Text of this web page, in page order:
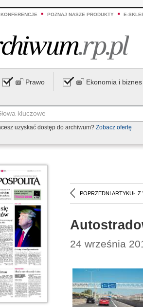
POZNAJ NASZE PRODUKTY E-
Prawo Ekonomia i biznes
uzyskać dostęp do archiwum? Zobacz ofertę
POPRZEDNI ARTYKUŁ Z
24 września